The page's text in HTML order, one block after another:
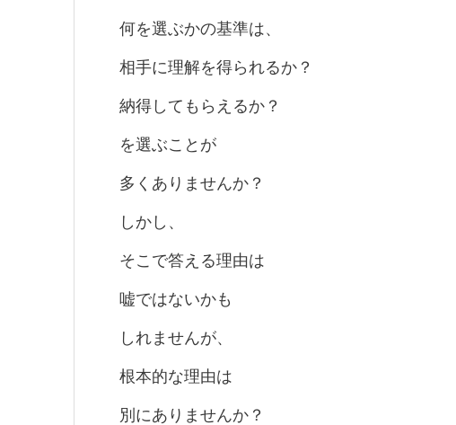
何を選ぶかの基準は、
相手に理解を得られるか？
納得してもらえるか？
を選ぶことが
多くありませんか？
しかし、
そこで答える理由は
嘘ではないかも
しれませんが、
根本的な理由は
別にありませんか？